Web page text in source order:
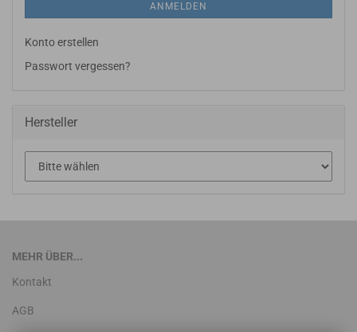
ANMELDEN
Konto erstellen
Passwort vergessen?
Hersteller
MEHR ÜBER...
Kontakt
AGB